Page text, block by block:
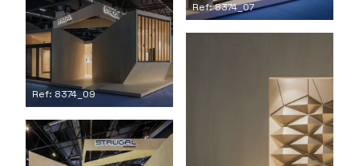
Ref: 8374_07
Ref: 8374_09